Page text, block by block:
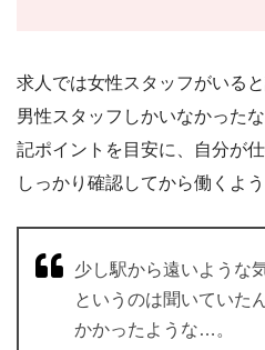
求人では女性スタッフがいる
男性スタッフしかいなかった
記ポイントを目安に、自分が
しっかり確認してから働くよ
少し駅から遠いような
というのは聞いていた
かかったような…。